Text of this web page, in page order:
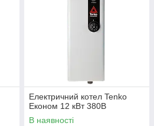
Електричний котел Tenko
Економ 12 кВт 380В
В наявності